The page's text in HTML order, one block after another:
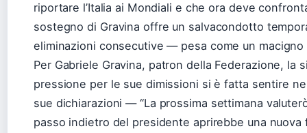
riportare l’Italia ai Mondiali e che ora deve
sostegno di Gravina offre un salvacondotto
eliminazioni consecutive — pesa come un
Per Gabriele Gravina, patron della Federazione, la
pressione per le sue dimissioni si è fatta sentire
sue dichiarazioni — “La prossima settimana
passo indietro del presidente aprirebbe una